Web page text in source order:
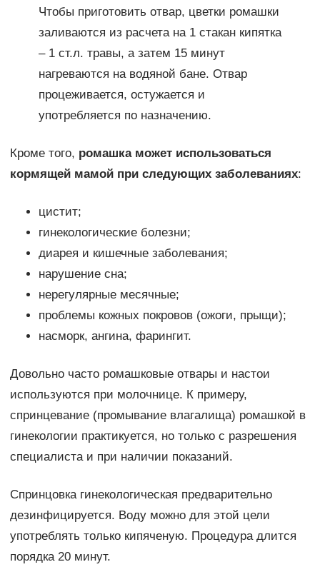
Чтобы приготовить отвар, цветки ромашки
заливаются из расчета на 1 стакан кипятка
– 1 ст.л. травы, а затем 15 минут
нагреваются на водяной бане. Отвар
процеживается, остужается и
употребляется по назначению.
Кроме того, ромашка может использоваться
кормящей мамой при следующих заболеваниях:
цистит;
гинекологические болезни;
диарея и кишечные заболевания;
нарушение сна;
нерегулярные месячные;
проблемы кожных покровов (ожоги, прыщи);
насморк, ангина, фарингит.
Довольно часто ромашковые отвары и настои
используются при молочнице. К примеру,
спринцевание (промывание влагалища) ромашкой в
гинекологии практикуется, но только с разрешения
специалиста и при наличии показаний.
Спринцовка гинекологическая предварительно
дезинфицируется. Воду можно для этой цели
употреблять только кипяченую. Процедура длится
порядка 20 минут.